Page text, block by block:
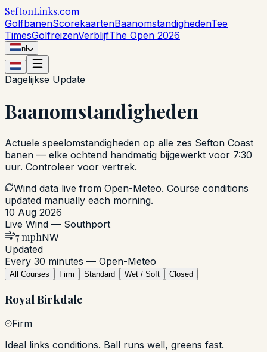
SeftonLinks.com
GolfbanenScorekaartenBaanomstandighedenTee
TimesGolfreizenVerblijfThe Open 2026
nl
Dagelijkse Update
Baanomstandigheden
Actuele speelomstandigheden op alle zes Sefton Coast
banen — elke ochtend handmatig bijgewerkt voor 7:30
uur. Controleer voor vertrek.
Wind data live from Open-Meteo. Course conditions
updated manually each morning.
10 Aug 2026
Live Wind — Southport
7 mphNW
Updated
Every 30 minutes — Open-Meteo
All Courses Firm Standard Wet / Soft Closed
Royal Birkdale
Firm
Ideal links conditions. Ball runs well, greens fast.